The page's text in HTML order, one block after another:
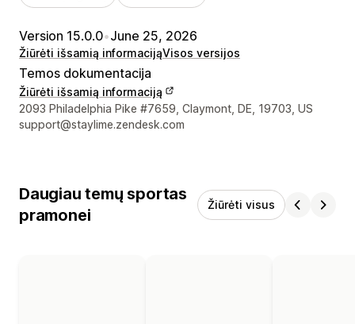
Version 15.0.0•June 25, 2026
Žiūrėti išsamią informacijąVisos versijos
Temos dokumentacija
Žiūrėti išsamią informaciją
Kūrėjo kontaktiniai duomenys
2093 Philadelphia Pike #7659, Claymont, DE, 19703, US
support@staylime.zendesk.com
Daugiau temų sportas
pramonei
Žiūrėti visus